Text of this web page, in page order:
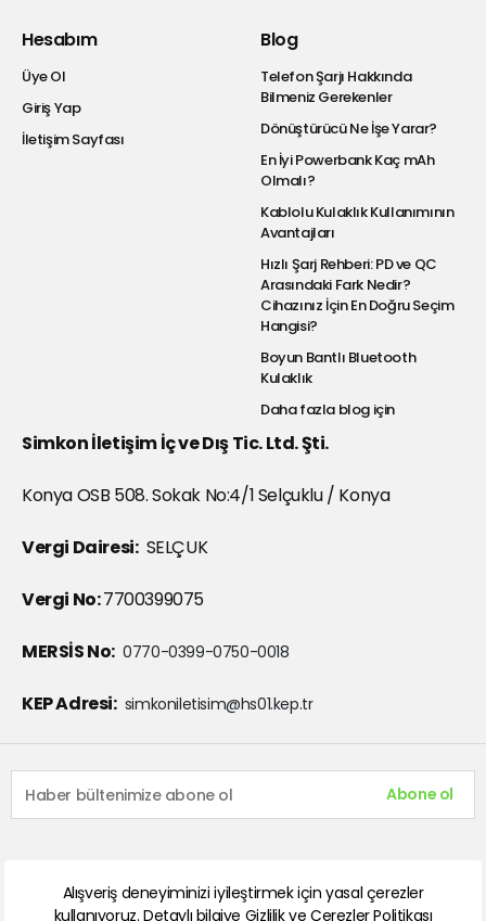
Alışveriş deneyiminizi iyileştirmek için yasal çerezler
kullanıyoruz. Detaylı bilgiye Gizlilik ve Çerezler Politikası
Hesabım
Üye Ol
Giriş Yap
İletişim Sayfası
Blog
Telefon Şarjı Hakkında
Bilmeniz Gerekenler
Dönüştürücü Ne İşe Yarar?
En İyi Powerbank Kaç mAh
Olmalı?
Kablolu Kulaklık Kullanımının
Avantajları
Hızlı Şarj Rehberi: PD ve QC
Arasındaki Fark Nedir?
Cihazınız İçin En Doğru Seçim
Hangisi?
Boyun Bantlı Bluetooth
Kulaklık
Daha fazla blog için
Simkon İletişim İç ve Dış Tic. Ltd. Şti.
Konya OSB 508. Sokak No:4/1 Selçuklu / Konya
Vergi Dairesi:SELÇUK
Vergi No:7700399075
MERSİS No: 0770-0399-0750-0018
KEP Adresi: simkoniletisim@hs01.kep.tr
Abone ol